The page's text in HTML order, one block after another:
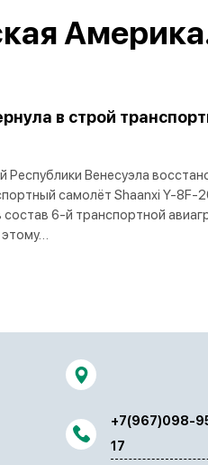
в строй
Венесуэла
самолёт Shaanxi Y-8F-
6-й транспортной
+7(967)098-
17